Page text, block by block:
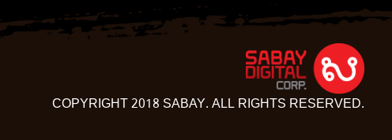
COPYRIGHT 2018 SABAY. ALL RIGHTS RESERVED.